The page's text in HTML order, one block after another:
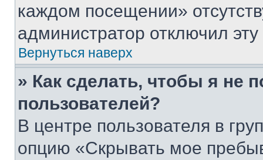
каждом посещении»
администратор отключил
Вернуться наверх
» Как сделать, чтобы я не
пользователей?
В центре пользователя в
опцию «Скрывать мое